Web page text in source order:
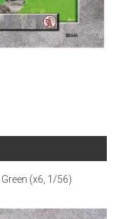
(x6, 1/56)